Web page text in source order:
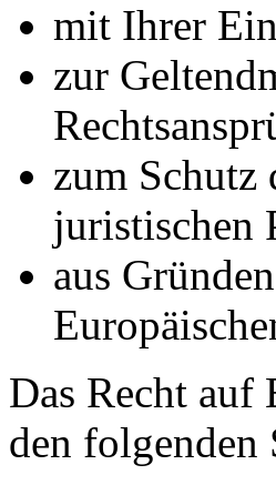
mit Ihrer
zur
zum Schutz
juristischen
aus
Das Recht auf
den folgenden